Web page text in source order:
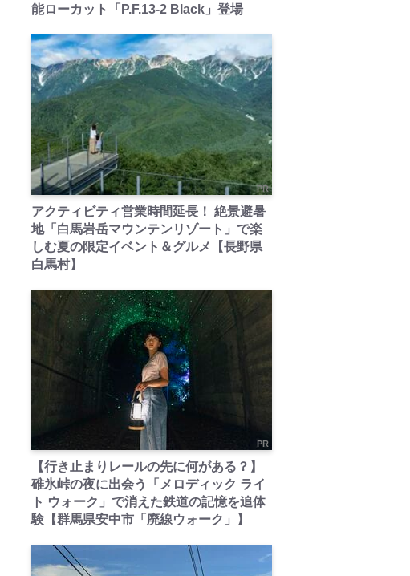
能ローカット「P.F.13-2 Black」登場
PR
アクティビティ営業時間延長！ 絶景避暑
地「白馬岩岳マウンテンリゾート」で楽
しむ夏の限定イベント＆グルメ【長野県
白馬村】
PR
【行き止まりレールの先に何がある？】
碓氷峠の夜に出会う「メロディック ライ
ト ウォーク」で消えた鉄道の記憶を追体
験【群馬県安中市「廃線ウォーク」】